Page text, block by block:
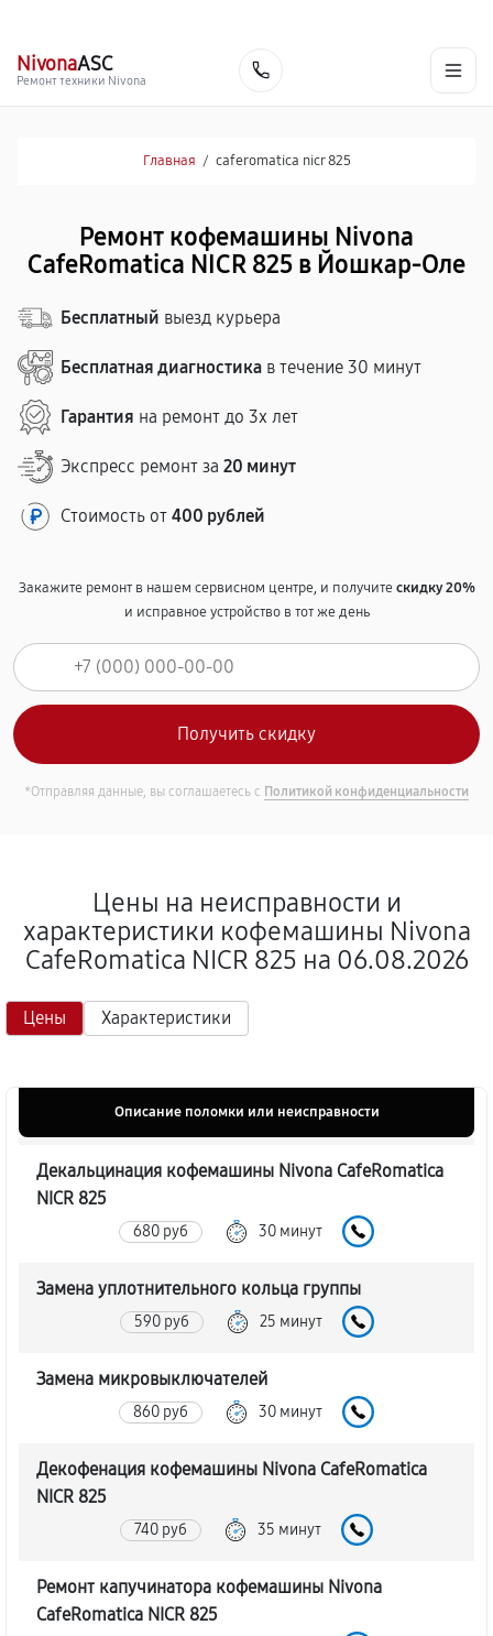
NivonaASC
Ремонт техники Nivona
Главная / caferomatica nicr 825
Ремонт кофемашины Nivona
CafeRomatica NICR 825 в Йошкар-Оле
Бесплатный выезд курьера
Бесплатная диагностика в течение 30 минут
Гарантия на ремонт до 3х лет
Экспресс ремонт за 20 минут
Стоимость от 400 рублей
Закажите ремонт в нашем сервисном центре, и получитескидку 20%
и исправное устройство в тот же день
*Отправляя данные, вы соглашаетесь с Политикой конфиденциальности
Цены на неисправности и
характеристики кофемашины Nivona
CafeRomatica NICR 825 на 06.08.2026
Цены Характеристики
Описание поломки или неисправности
Декальцинация кофемашины Nivona CafeRomatica
NICR 825
680 руб 30 минут
Замена уплотнительного кольца группы
590 руб 25 минут
Замена микровыключателей
860 руб 30 минут
Декофенация кофемашины Nivona CafeRomatica
NICR 825
740 руб 35 минут
Ремонт капучинатора кофемашины Nivona
CafeRomatica NICR 825